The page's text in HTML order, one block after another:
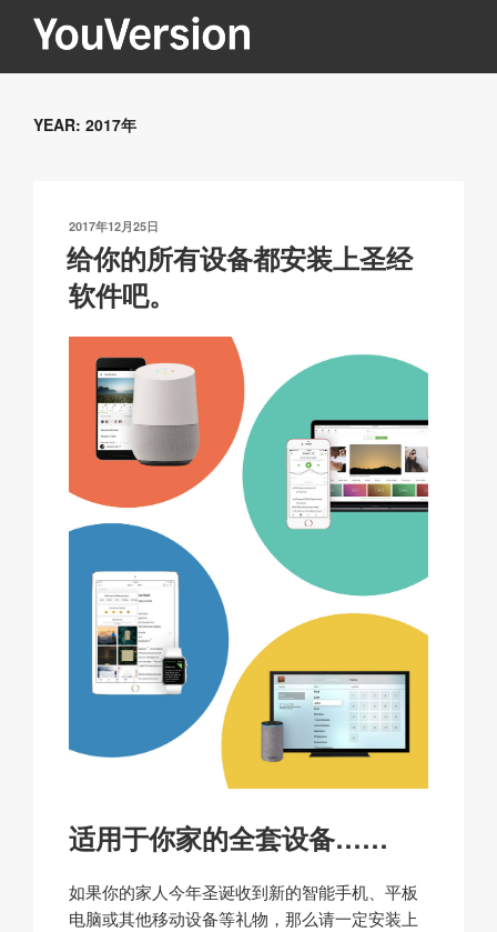
YOUVERSION
Seeking God every day.
YEAR: 2017年
发
布
于
2017年12月25日
给你的所有设备都安装上圣经
软件吧。
适用于你家的全套设备……
如果你的家人今年圣诞收到新的智能手机、平板
电脑或其他移动设备等礼物，那么请一定安装上